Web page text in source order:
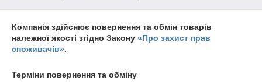
Компанія здійснює повернення та обмін товарів
належної якості згідно Закону «Про захист прав
споживачів».
Терміни повернення та обміну